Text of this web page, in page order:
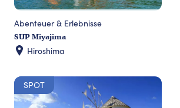
Abenteuer & Erlebnisse
SUP Miyajima
Hiroshima
SPOT